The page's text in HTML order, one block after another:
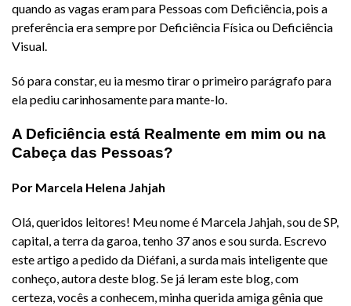
quando as vagas eram para Pessoas com Deficiência, pois a
preferência era sempre por Deficiência Física ou Deficiência
Visual.
Só para constar, eu ia mesmo tirar o primeiro parágrafo para
ela pediu carinhosamente para mante-lo.
A Deficiência está Realmente em mim ou na
Cabeça das Pessoas?
Por Marcela Helena Jahjah
Olá, queridos leitores! Meu nome é Marcela Jahjah, sou de SP,
capital, a terra da garoa, tenho 37 anos e sou surda. Escrevo
este artigo a pedido da Diéfani, a surda mais inteligente que
conheço, autora deste blog. Se já leram este blog, com
certeza, vocês a conhecem, minha querida amiga gênia que